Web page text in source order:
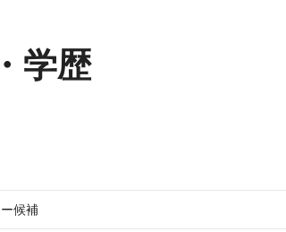
学歴
候補